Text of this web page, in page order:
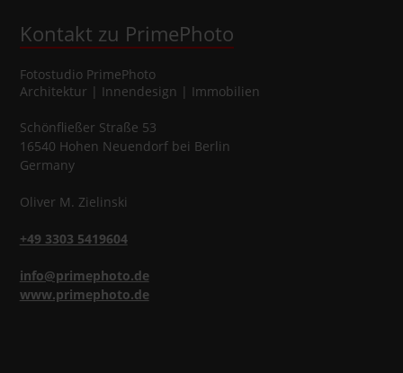
Kontakt zu PrimePhoto
Fotostudio PrimePhoto
Architektur | Innendesign | Immobilien
Schönfließer Straße 53
16540 Hohen Neuendorfbei Berlin
Germany
Oliver M. Zielinski
+49 3303 5419604
info@primephoto.de
www.primephoto.de